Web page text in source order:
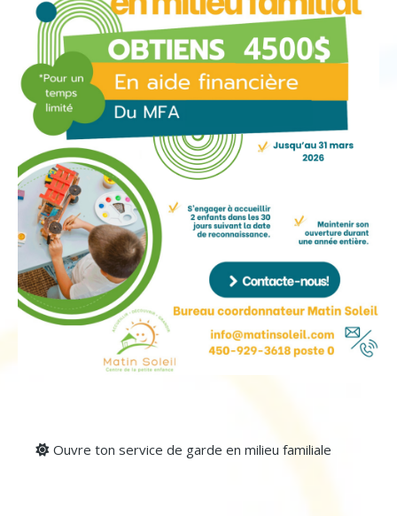
Ouvre ton service de garde en milieu familiale